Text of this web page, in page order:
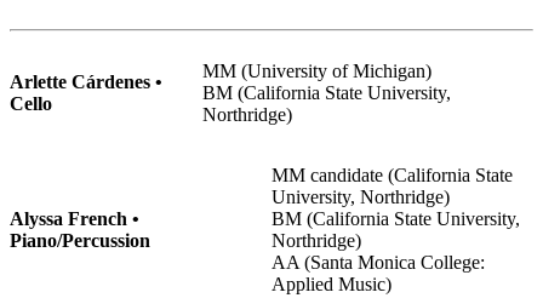
Arlette Cárdenes •
Cello
MM (University of Michigan)
BM (California State University,
Northridge)
Alyssa French •
Piano/Percussion
MM candidate (California State
University, Northridge)
BM (California State University,
Northridge)
AA (Santa Monica College:
Applied Music)